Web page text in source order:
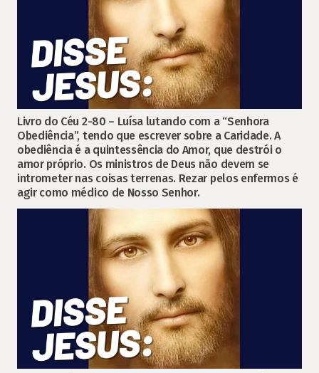
Livro do Céu 2-80 – Luísa lutando com a “Senhora
Obediência”, tendo que escrever sobre a Caridade. A
obediência é a quintessência do Amor, que destrói o
amor próprio. Os ministros de Deus não devem se
intrometer nas coisas terrenas. Rezar pelos enfermos é
agir como médico de Nosso Senhor.